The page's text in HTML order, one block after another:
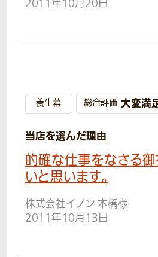
2011年10月20日
養生幕 総合評価 大変満
当店を選んだ理由
的確な仕事をなさる
いと思います。
株式会社イノン 本橋様
2011年10月13日